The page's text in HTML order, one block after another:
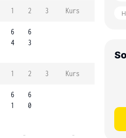
1 2 3 Kurs
6
4
6
3
1 2 3 Kurs
6
1
6
0
- -